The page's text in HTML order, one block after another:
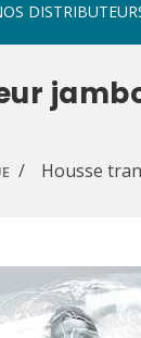
Housse